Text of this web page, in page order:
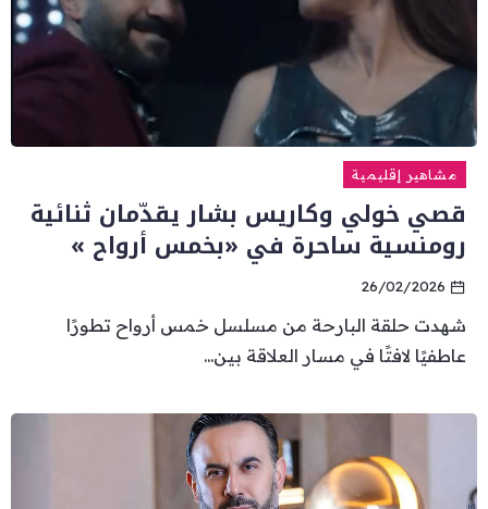
مشاهير إقليمية
قصي خولي وكاريس بشار يقدّمان ثنائية
رومنسية ساحرة في «بخمس أرواح »
26/02/2026
شهدت حلقة البارحة من مسلسل خمس أرواح تطورًا
عاطفيًا لافتًا في مسار العلاقة بين...